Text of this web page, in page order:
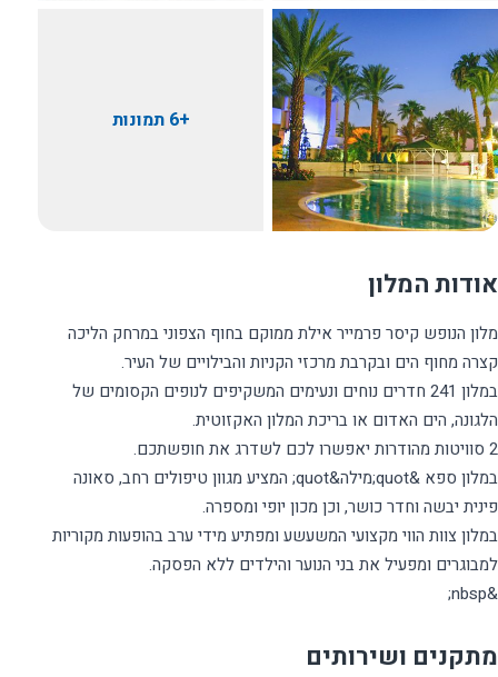
+6 תמונות
אודות המלון
מלון הנופש קיסר פרמייר אילת ממוקם בחוף הצפוני במרחק הליכה
במלון 241 חדרים נוחים ונעימים המשקיפים לנופים הקסומים של
במלון ספא &quot;מילה&quot; המציע מגוון טיפולים רחב, סאונה
במלון צוות הווי מקצועי המשעשע ומפתיע מידי ערב בהופעות מקוריות
&nbsp;
מתקנים ושירותים